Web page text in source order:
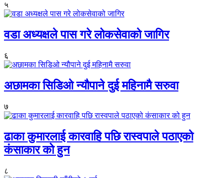
५
वडा अध्यक्षले पास गरे लोकसेवाको जागिर
६
अछामका सिडिओ न्यौपाने दुई महिनामै सरुवा
७
ढाका कुमारलाई कारवाहि पछि रास्वपाले पठाएको
कंसाकार को हुन
८